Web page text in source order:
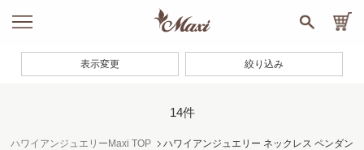
14件
ハワイアンジュエリーMaxi TOP
ハワイアンジュエリー ネックレス ペンダン
表示変更 絞り込み